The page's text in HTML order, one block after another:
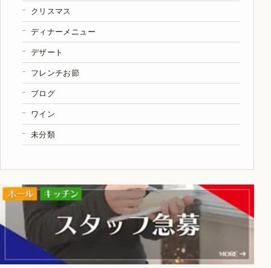
クリスマス
ディナーメニュー
デザート
フレンチお節
ブログ
ワイン
未分類